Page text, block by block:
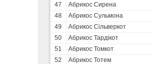
47
Абрикос Сирена
48
Абрикос Сульмона
49
Абрикос Сільверкот
50
Абрикос Тардікот
51
Абрикос Томкот
52
Абрикос Тотем